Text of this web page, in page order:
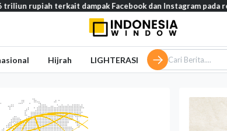
dampak Facebook dan Instagram pada remaja
Hijrah LIGHTERASI